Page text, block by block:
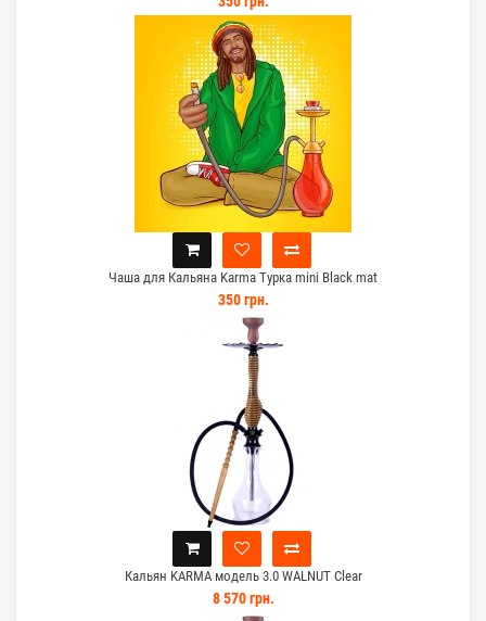
Чаша для Кальяна Karma Турка mini Black mat
350 грн.
Кальян KARMA модель 3.0 WALNUT Clear
8 570 грн.